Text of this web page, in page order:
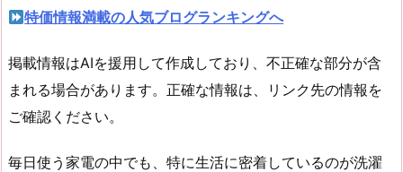
特価情報満載の人気ブログランキングへ
掲載情報はAIを援用して作成しており、不正確な部分が含
まれる場合があります。正確な情報は、リンク先の情報を
ご確認ください。
毎日使う家電の中でも、特に生活に密着しているのが洗濯